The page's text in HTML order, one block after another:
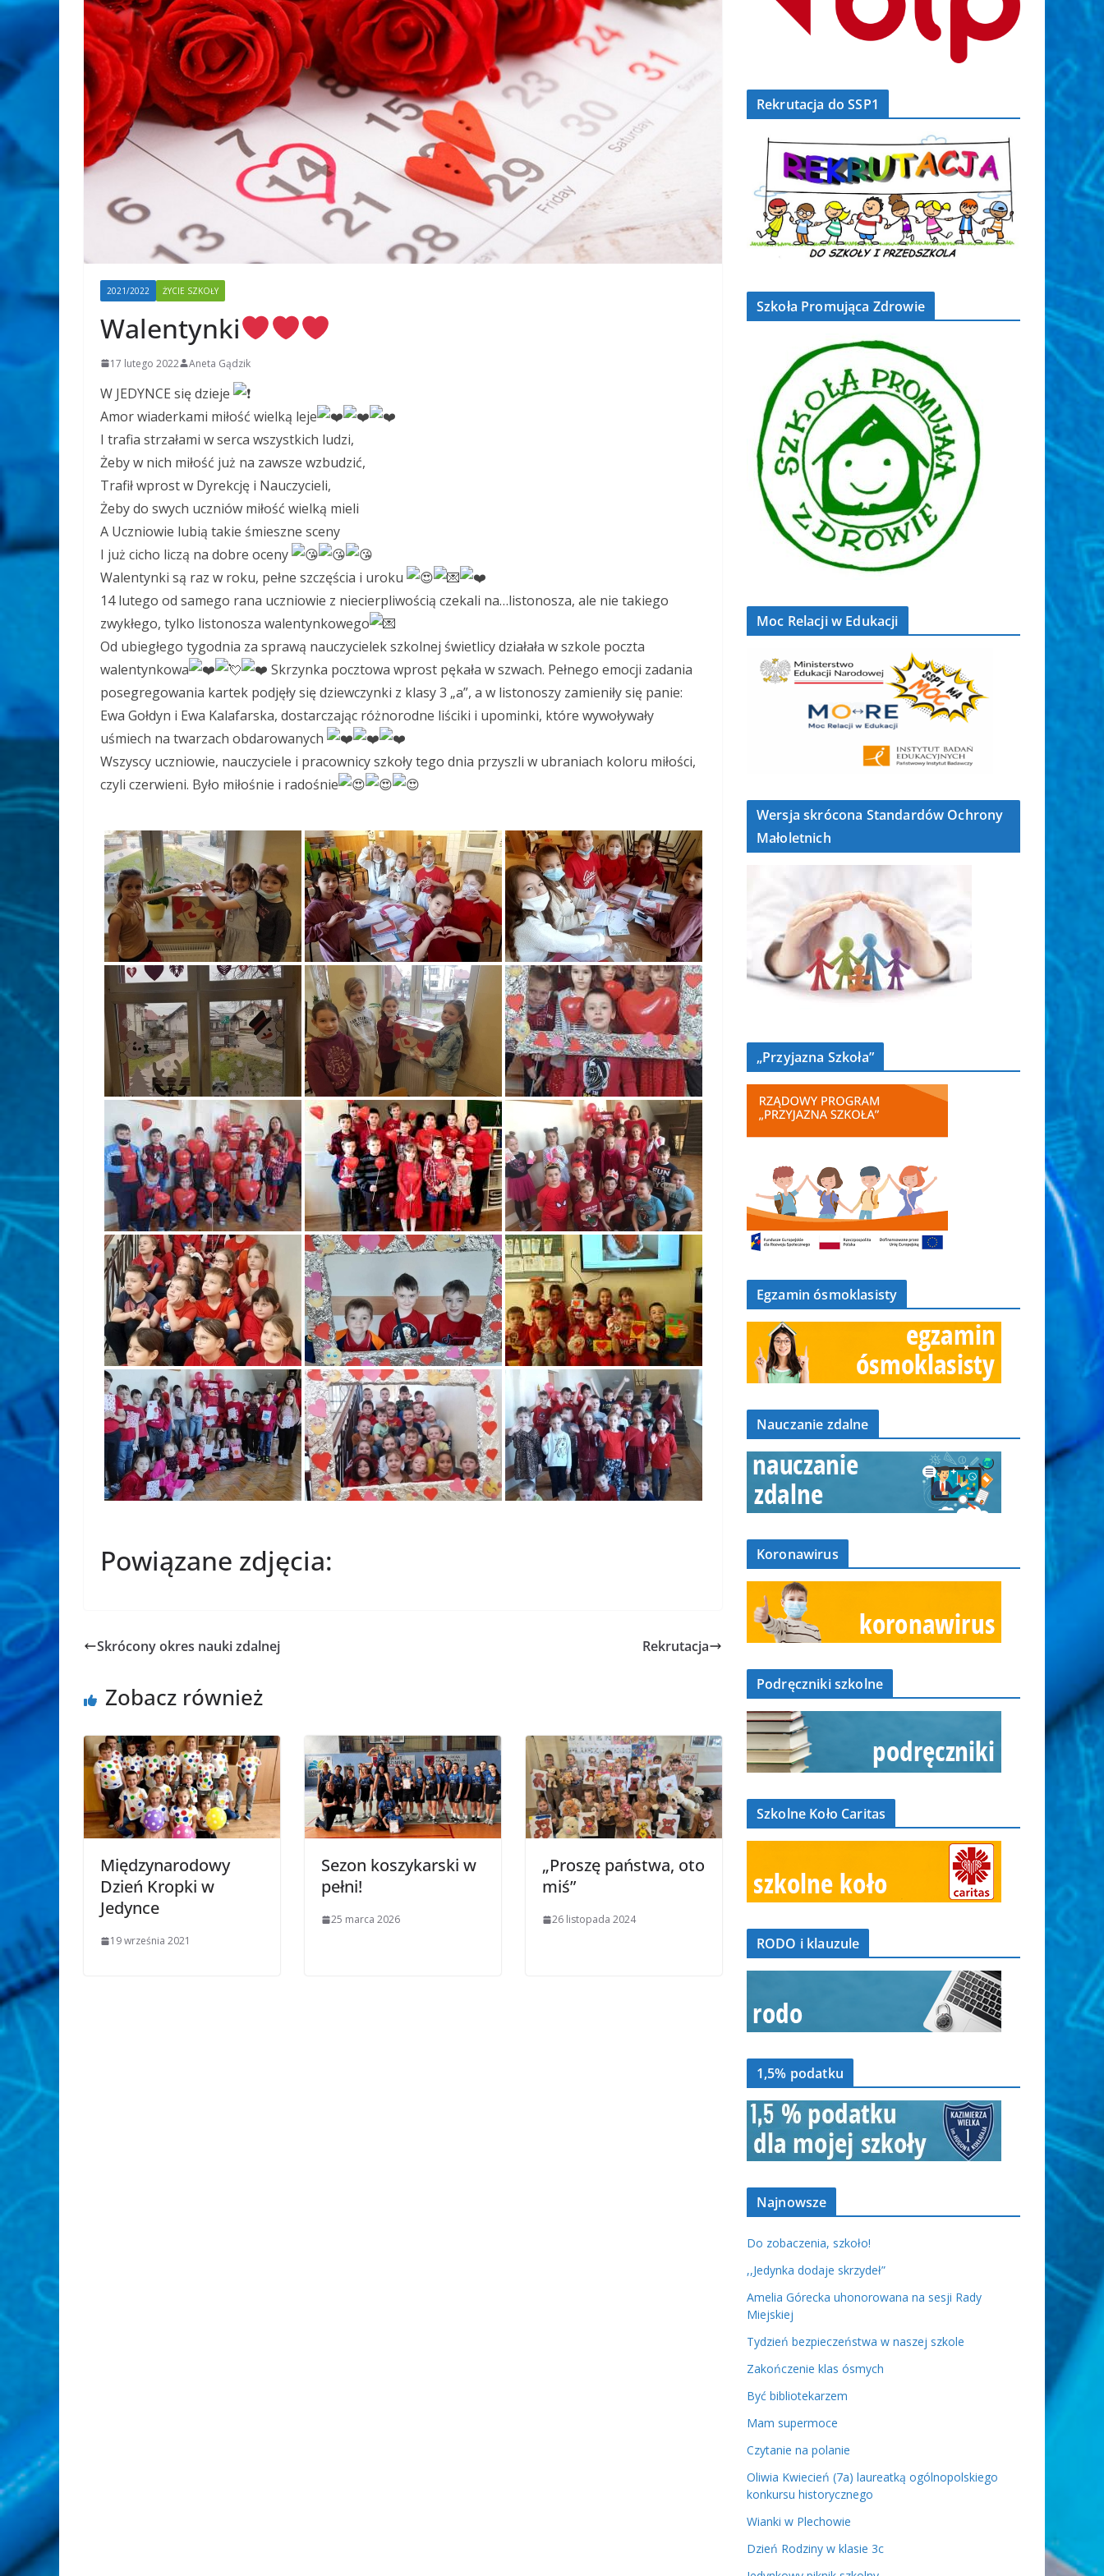
2021/2022 ŻYCIE SZKOŁY
Walentynki
17 lutego 2022 Aneta Gądzik
W JEDYNCE się dzieje
Amor wiaderkami miłość wielką leje
I trafia strzałami w serca wszystkich ludzi,
Żeby w nich miłość już na zawsze wzbudzić,
Trafił wprost w Dyrekcję i Nauczycieli,
Żeby do swych uczniów miłość wielką mieli
A Uczniowie lubią takie śmieszne sceny
I już cicho liczą na dobre oceny
Walentynki są raz w roku, pełne szczęścia i uroku
14 lutego od samego rana uczniowie z niecierpliwością czekali na…listonosza, ale nie takiego
zwykłego, tylko listonosza walentynkowego
Od ubiegłego tygodnia za sprawą nauczycielek szkolnej świetlicy działała w szkole poczta
walentynkowa
Skrzynka pocztowa wprost pękała w szwach. Pełnego emocji zadania
posegregowania kartek podjęły się dziewczynki z klasy 3 „a”, a w listonoszy zamieniły się panie:
Ewa Gołdyn i Ewa Kalafarska, dostarczając różnorodne liściki i upominki, które wywoływały
uśmiech na twarzach obdarowanych
Wszyscy uczniowie, nauczyciele i pracownicy szkoły tego dnia przyszli w ubraniach koloru miłości,
czyli czerwieni. Było miłośnie i radośnie
Powiązane zdjęcia:
Skrócony okres nauki zdalnej Rekrutacja
Zobacz również
Międzynarodowy
Dzień Kropki w
Jedynce
19 września 2021
Sezon koszykarski w
pełni!
25 marca 2026
„Proszę państwa, oto
miś”
26 listopada 2024
Rekrutacja do SSP1
Szkoła Promująca Zdrowie
Moc Relacji w Edukacji
Wersja skrócona Standardów Ochrony
Małoletnich
„Przyjazna Szkoła”
Egzamin ósmoklasisty
Nauczanie zdalne
Koronawirus
Podręczniki szkolne
Szkolne Koło Caritas
RODO i klauzule
1,5% podatku
Najnowsze
Do zobaczenia, szkoło!
,,Jedynka dodaje skrzydeł”
Amelia Górecka uhonorowana na sesji Rady
Miejskiej
Tydzień bezpieczeństwa w naszej szkole
Zakończenie klas ósmych
Być bibliotekarzem
Mam supermoce
Czytanie na polanie
Oliwia Kwiecień (7a) laureatką ogólnopolskiego
konkursu historycznego
Wianki w Plechowie
Dzień Rodziny w klasie 3c